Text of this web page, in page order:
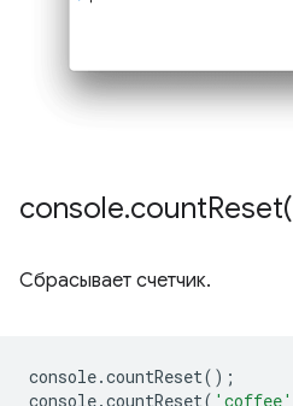
console.countReset(
Сбрасывает счетчик.
console.countReset();
console.countReset( 'coffee'